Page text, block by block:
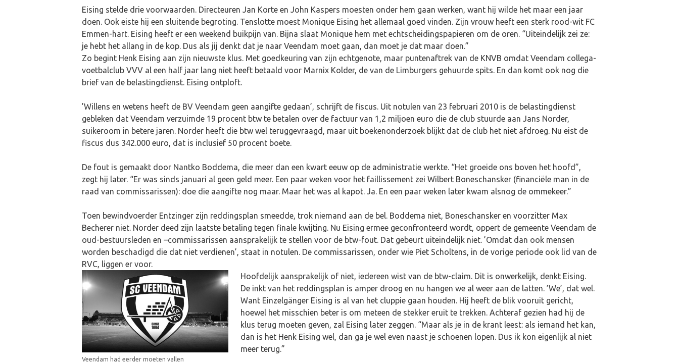
Eising stelde drie voorwaarden. Directeuren Jan Korte en John Kaspers moesten onder hem gaan werken, want hij wilde het maar een jaar
doen. Ook eiste hij een sluitende begroting. Tenslotte moest Monique Eising het allemaal goed vinden. Zijn vrouw heeft een sterk rood-wit FC
Emmen-hart. Eising heeft er een weekend buikpijn van. Bijna slaat Monique hem met echtscheidingspapieren om de oren. “Uiteindelijk zei ze:
je hebt het allang in de kop. Dus als jij denkt dat je naar Veendam moet gaan, dan moet je dat maar doen.”
Zo begint Henk Eising aan zijn nieuwste klus. Met goedkeuring van zijn echtgenote, maar puntenaftrek van de KNVB omdat Veendam collega-
voetbalclub VVV al een half jaar lang niet heeft betaald voor Marnix Kolder, de van de Limburgers gehuurde spits. En dan komt ook nog die
brief van de belastingdienst. Eising ontploft.
’Willens en wetens heeft de BV Veendam geen aangifte gedaan’, schrijft de fiscus. Uit notulen van 23 februari 2010 is de belastingdienst
gebleken dat Veendam verzuimde 19 procent btw te betalen over de factuur van 1,2 miljoen euro die de club stuurde aan Jans Norder,
suikeroom in betere jaren. Norder heeft die btw wel teruggevraagd, maar uit boekenonderzoek blijkt dat de club het niet afdroeg. Nu eist de
fiscus dus 342.000 euro, dat is inclusief 50 procent boete.
De fout is gemaakt door Nantko Boddema, die meer dan een kwart eeuw op de administratie werkte. “Het groeide ons boven het hoofd”,
zegt hij later. “Er was sinds januari al geen geld meer. Een paar weken voor het faillissement zei Wilbert Boneschansker (financiële man in de
raad van commissarissen): doe die aangifte nog maar. Maar het was al kapot. Ja. En een paar weken later kwam alsnog de ommekeer.”
Toen bewindvoerder Entzinger zijn reddingsplan smeedde, trok niemand aan de bel. Boddema niet, Boneschansker en voorzitter Max
Becherer niet. Norder deed zijn laatste betaling tegen finale kwijting. Nu Eising ermee geconfronteerd wordt, oppert de gemeente Veendam de
oud-bestuursleden en –commissarissen aansprakelijk te stellen voor de btw-fout. Dat gebeurt uiteindelijk niet. ’Omdat dan ook mensen
worden beschadigd die dat niet verdienen’, staat in notulen. De commissarissen, onder wie Piet Scholtens, in de vorige periode ook lid van de
RVC, liggen er voor.
Veendam had eerder moeten vallen
Hoofdelijk aansprakelijk of niet, iedereen wist van de btw-claim. Dit is onwerkelijk, denkt Eising.
De inkt van het reddingsplan is amper droog en nu hangen we al weer aan de latten. ’We’, dat wel.
Want Einzelgänger Eising is al van het cluppie gaan houden. Hij heeft de blik vooruit gericht,
hoewel het misschien beter is om meteen de stekker eruit te trekken. Achteraf gezien had hij de
klus terug moeten geven, zal Eising later zeggen. “Maar als je in de krant leest: als iemand het kan,
dan is het Henk Eising wel, dan ga je wel even naast je schoenen lopen. Dus ik kon eigenlijk al niet
meer terug.”